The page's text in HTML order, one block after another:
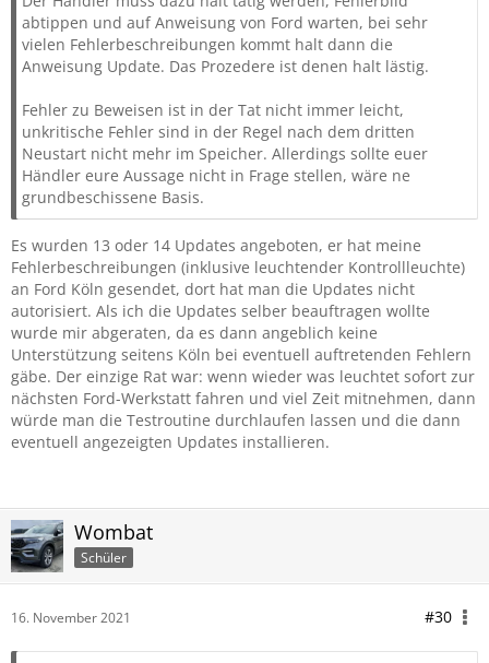
abtippen und auf Anweisung von Ford warten, bei sehr
vielen Fehlerbeschreibungen kommt halt dann die
Anweisung Update. Das Prozedere ist denen halt lästig.
Fehler zu Beweisen ist in der Tat nicht immer leicht,
unkritische Fehler sind in der Regel nach dem dritten
Neustart nicht mehr im Speicher. Allerdings sollte euer
Händler eure Aussage nicht in Frage stellen, wäre ne
grundbeschissene Basis.
Es wurden 13 oder 14 Updates angeboten, er hat meine
Fehlerbeschreibungen (inklusive leuchtender Kontrollleuchte)
an Ford Köln gesendet, dort hat man die Updates nicht
autorisiert. Als ich die Updates selber beauftragen wollte
wurde mir abgeraten, da es dann angeblich keine
Unterstützung seitens Köln bei eventuell auftretenden Fehlern
gäbe. Der einzige Rat war: wenn wieder was leuchtet sofort zur
nächsten Ford-Werkstatt fahren und viel Zeit mitnehmen, dann
würde man die Testroutine durchlaufen lassen und die dann
eventuell angezeigten Updates installieren.
Wombat
Schüler
16. November 2021 #30